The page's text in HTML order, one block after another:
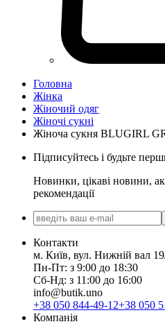
Головна
Жінка
Жіночий одяг
Жіночі сукні
Жіноча сукня BLUGIRL
Підписуйтесь і будьте
Новинки, цікаві новини,
рекомендації
Контакти
м. Київ, вул. Нижній вал
Пн-Пт: з 9:00 до 18:30
Сб-Нд: з 11:00 до 16:00
info@butik.uno
+38 050 844-49-12+38 050
Компанія